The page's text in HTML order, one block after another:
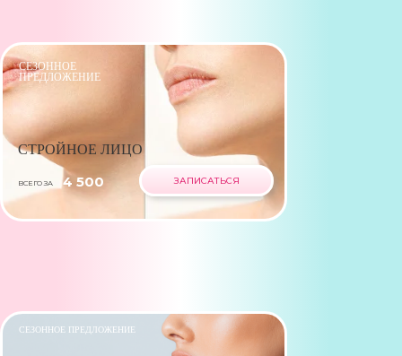
СЕЗОННОЕ
ПРЕДЛОЖЕНИЕ
4 500
СТРОЙНОЕ ЛИЦО
ЗАПИСАТЬСЯ
ВСЕГО ЗА
СЕЗОННОЕ ПРЕДЛОЖЕНИЕ